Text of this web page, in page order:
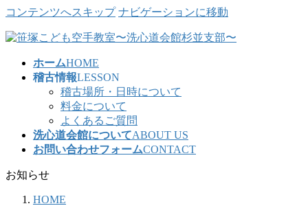
コンテンツへスキップ ナビゲーションに移動
ホームHOME
稽古情報LESSON
稽古場所・日時について
料金について
よくあるご質問
洗心道会館についてABOUT US
お問い合わせフォームCONTACT
お知らせ
HOME